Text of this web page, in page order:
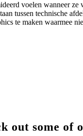
voelen wanneer ze
tussen technische
te maken waarmee
out some of